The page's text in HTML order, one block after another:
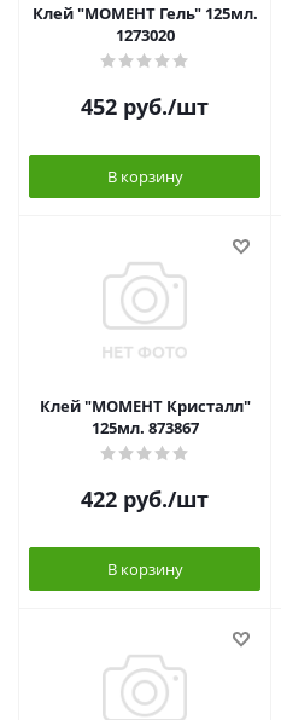
Клей "МОМЕНТ Гель" 125мл.
1273020
452 руб./шт
В корзину
Клей "МОМЕНТ Кристалл"
125мл. 873867
422 руб./шт
В корзину